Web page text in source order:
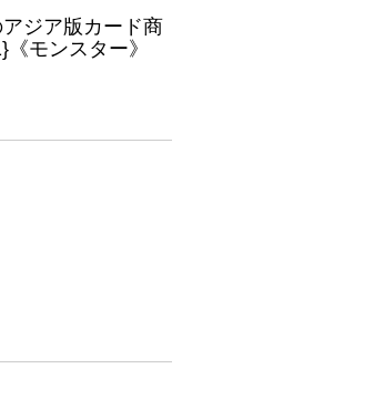
ジア版カード商
モンスター》